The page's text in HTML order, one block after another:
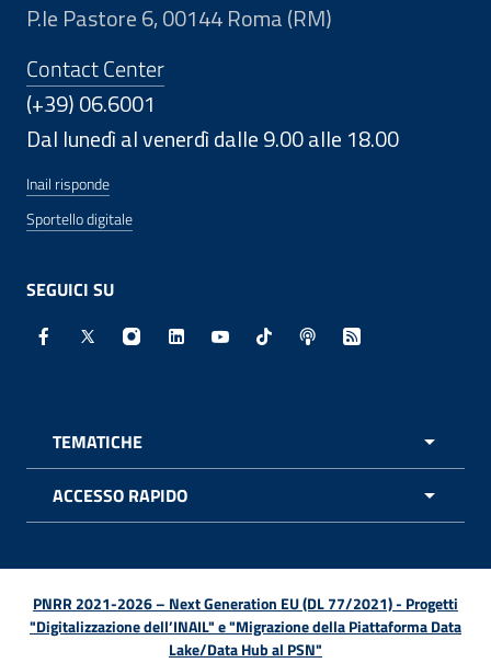
P.le Pastore 6, 00144 Roma (RM)
Contact Center
(+39) 06.6001
Dal lunedì al venerdì dalle 9.00 alle 18.00
Inail risponde
Sportello digitale
SEGUICI SU
Facebook - Sito esterno - Apertura in nuova finestra
X - Sito esterno - Apertura in nuova finestra
Instagram - Sito esterno - Apertura in
Linkedin - Sito esterno - Apertura in
Youtube - Sito esterno -
TikTok - Sito esterno -
Spreaker - Sito
Feed RSS -
TEMATICHE
ACCESSO RAPIDO
PNRR 2021-2026 – Next Generation EU (DL 77/2021) - Progetti
"Digitalizzazione dell’INAIL" e "Migrazione della Piattaforma Data
Lake/Data Hub al PSN"